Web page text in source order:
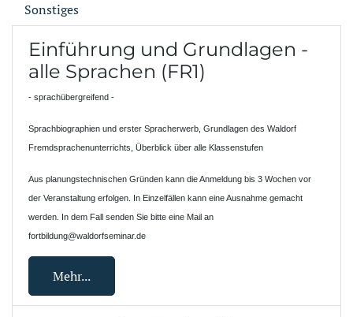
Sonstiges
Einführung und Grundlagen -
alle Sprachen (FR1)
- sprachübergreifend -
Sprachbiographien und erster Spracherwerb, Grundlagen des Waldorf
Fremdsprachenunterrichts, Überblick über alle Klassenstufen
Aus planungstechnischen Gründen kann die Anmeldung bis 3 Wochen vor
der Veranstaltung erfolgen. In Einzelfällen kann eine Ausnahme gemacht
werden. In dem Fall senden Sie bitte eine Mail an
fortbildung@waldorfseminar.de
Mehr...